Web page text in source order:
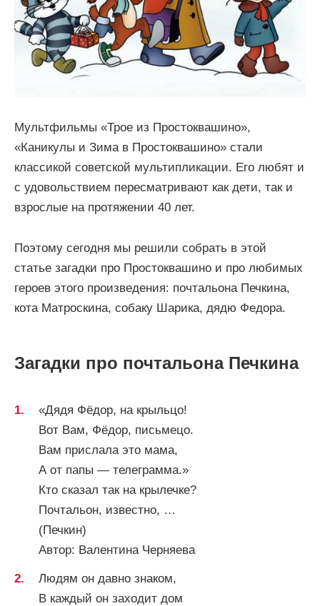
Мультфильмы «Трое из Простоквашино»,
«Каникулы и Зима в Простоквашино» стали
классикой советской мультипликации. Его любят и
с удовольствием пересматривают как дети, так и
взрослые на протяжении 40 лет.
Поэтому сегодня мы решили собрать в этой
статье загадки про Простоквашино и про любимых
героев этого произведения: почтальона Печкина,
кота Матроскина, собаку Шарика, дядю Федора.
Загадки про почтальона Печкина
«Дядя Фёдор, на крыльцо!
Вот Вам, Фёдор, письмецо.
Вам прислала это мама,
А от папы — телеграмма.»
Кто сказал так на крылечке?
Почтальон, известно, …
(Печкин)
Автор: Валентина Черняева
Людям он давно знаком,
В каждый он заходит дом